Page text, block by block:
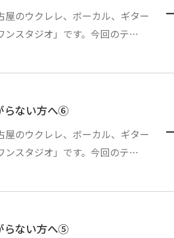
屋のウクレレ、ボーカル、ギター
ンスタジオ」です。今回のテ…
らない方へ⑥
屋のウクレレ、ボーカル、ギター
ンスタジオ」です。今回のテ…
らない方へ⑤